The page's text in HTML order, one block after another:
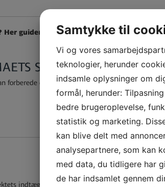
Her guider vi dig trin for trin:
SPØRGSMÅL
forberede dig i ro og mag.
indtægter og udgifter.
Samtykke til
Vi og vores
teknologier, herunder
indsamle oplysninger om
formål, herunder:
bedre brugeroplevelse,
statistik og marketing.
kan blive delt med
analysepartnere, som kan
med data, du tidligere har
de har indsamlet gennem